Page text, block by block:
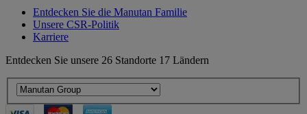
Entdecken Sie die Manutan Familie
Unsere CSR-Politik
Karriere
Entdecken Sie unsere 26 Standorte 17 Ländern